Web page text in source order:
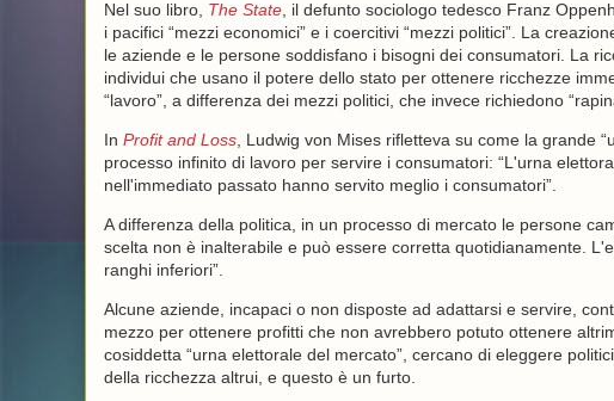
Nel suo libro, The State, il defunto sociologo tedesco Franz
i pacifici “mezzi economici” e i coercitivi “mezzi politici”. La
le aziende e le persone soddisfano i bisogni dei consumatori. La
individui che usano il potere dello stato per ottenere ricchezze
“lavoro”, a differenza dei mezzi politici, che invece richiedono
In Profit and Loss, Ludwig von Mises rifletteva su come la grande
processo infinito di lavoro per servire i consumatori: “L'urna
nell'immediato passato hanno servito meglio i consumatori”.
A differenza della politica, in un processo di mercato le persone
scelta non è inalterabile e può essere corretta quotidianamente.
ranghi inferiori”.
Alcune aziende, incapaci o non disposte ad adattarsi e servire,
mezzo per ottenere profitti che non avrebbero potuto ottenere
cosiddetta “urna elettorale del mercato”, cercano di eleggere
della ricchezza altrui, e questo è un furto.